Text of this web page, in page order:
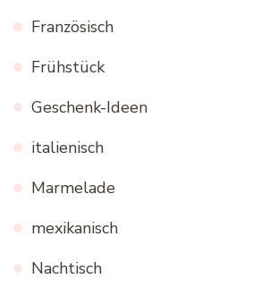
Französisch
Frühstück
Geschenk-Ideen
italienisch
Marmelade
mexikanisch
Nachtisch